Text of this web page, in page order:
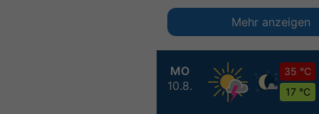
MO
10.8.
35 °C
17 °C
Mehr anzeigen